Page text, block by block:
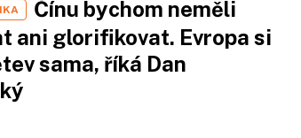
Čínu bychom neměli
ani glorifikovat. Evropa si
sama, říká Dan